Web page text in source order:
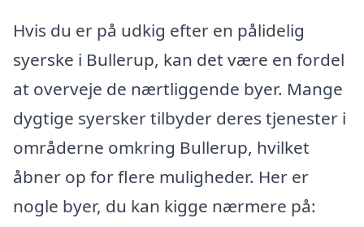
Hvis du er på udkig efter en pålidelig
syerske i Bullerup, kan det være en fordel
at overveje de nærtliggende byer. Mange
dygtige syersker tilbyder deres tjenester i
områderne omkring Bullerup, hvilket
åbner op for flere muligheder. Her er
nogle byer, du kan kigge nærmere på: